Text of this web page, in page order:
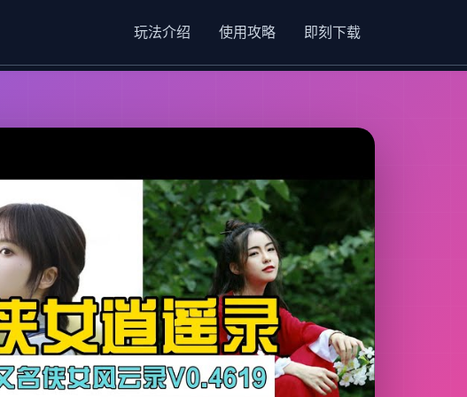
玩法介绍 使用攻略 即刻下载